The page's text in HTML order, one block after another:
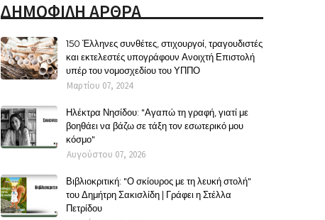
ΔΗΜΟΦΙΛΗ ΑΡΘΡΑ
150 Έλληνες συνθέτες, στιχουργοί, τραγουδιστές
και εκτελεστές υπογράφουν Ανοιχτή Επιστολή
υπέρ του νομοσχεδίου του ΥΠΠΟ
Μαρτίου 07, 2024
Ηλέκτρα Νησίδου: "Αγαπώ τη γραφή, γιατί με
βοηθάει να βάζω σε τάξη τον εσωτερικό μου
κόσμο"
Αυγούστου 07, 2026
Βιβλιοκριτική: "Ο σκίουρος με τη λευκή στολή"
του Δημήτρη Σακισλίδη | Γράφει η Στέλλα
Πετρίδου